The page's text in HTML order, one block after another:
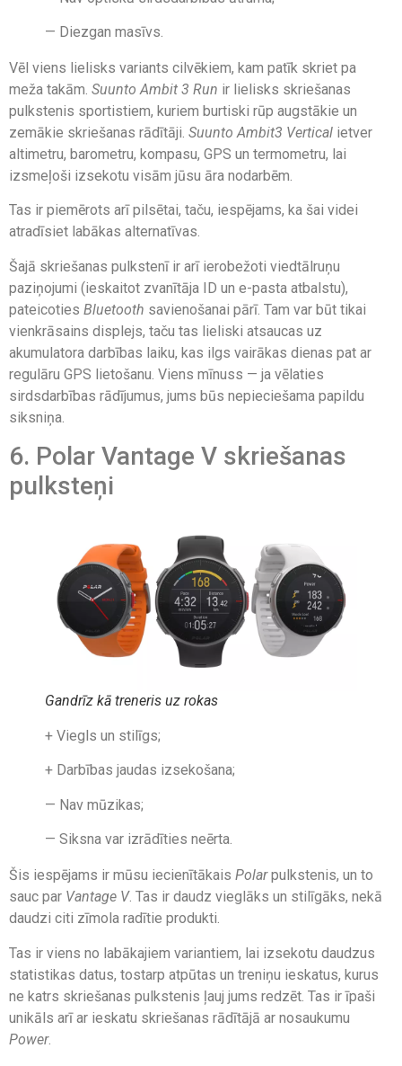
— Diezgan masīvs.
Vēl viens lielisks variants cilvēkiem, kam patīk skriet pa
meža takām. Suunto Ambit 3 Run ir lielisks skriešanas
pulkstenis sportistiem, kuriem burtiski rūp augstākie un
zemākie skriešanas rādītāji. Suunto Ambit3 Vertical ietver
altimetru, barometru, kompasu, GPS un termometru, lai
izsmeļoši izsekotu visām jūsu āra nodarbēm.
Tas ir piemērots arī pilsētai, taču, iespējams, ka šai videi
atradīsiet labākas alternatīvas.
Šajā skriešanas pulkstenī ir arī ierobežoti viedtālruņu
paziņojumi (ieskaitot zvanītāja ID un e-pasta atbalstu),
pateicoties Bluetooth savienošanai pārī. Tam var būt tikai
vienkrāsains displejs, taču tas lieliski atsaucas uz
akumulatora darbības laiku, kas ilgs vairākas dienas pat ar
regulāru GPS lietošanu. Viens mīnuss — ja vēlaties
sirdsdarbības rādījumus, jums būs nepieciešama papildu
siksniņa.
6. Polar Vantage V skriešanas
pulksteņi
Gandrīz kā treneris uz rokas
+ Viegls un stilīgs;
+ Darbības jaudas izsekošana;
— Nav mūzikas;
— Siksna var izrādīties neērta.
Šis iespējams ir mūsu iecienītākais Polarpulkstenis, un to
sauc par Vantage V. Tas ir daudz vieglāks un stilīgāks, nekā
daudzi citi zīmola radītie produkti.
Tas ir viens no labākajiem variantiem, lai izsekotu daudzus
statistikas datus, tostarp atpūtas un treniņu ieskatus, kurus
ne katrs skriešanas pulkstenis ļauj jums redzēt. Tas ir īpaši
unikāls arī ar ieskatu skriešanas rādītājā ar nosaukumu
Power.